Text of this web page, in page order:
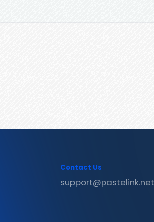
Contact Us
support@pastelink.net